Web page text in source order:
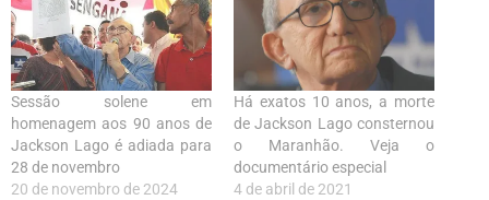
Sessão solene em
homenagem aos 90 anos de
Jackson Lago é adiada para
28 de novembro
20 de novembro de 2024
Há exatos 10 anos, a morte
de Jackson Lago consternou
o Maranhão. Veja o
documentário especial
4 de abril de 2021